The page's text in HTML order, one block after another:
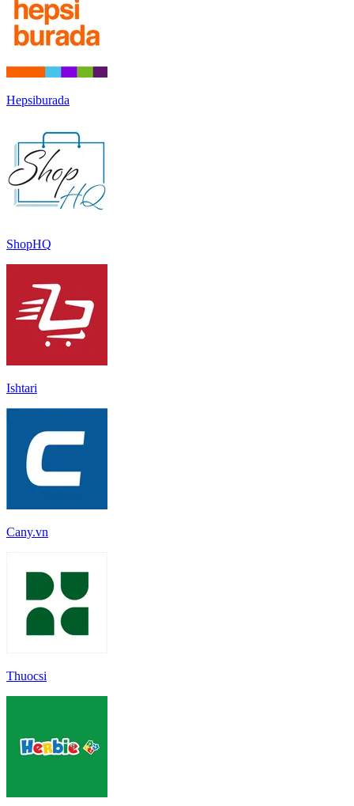
Hepsiburada
ShopHQ
Ishtari
Cany.vn
Thuocsi